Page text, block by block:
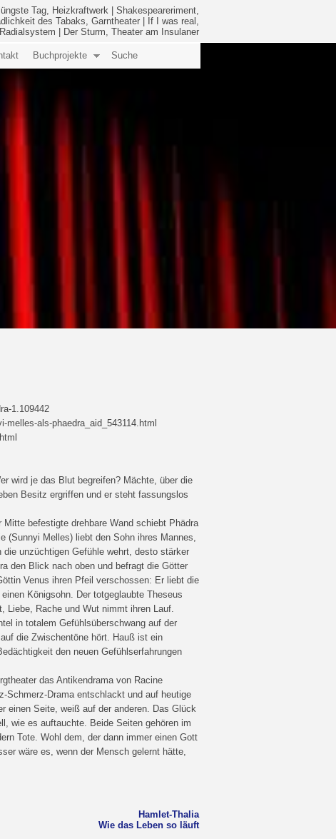
Tag, Heizkraftwerk
Shakespeareriment,
des Tabaks, Garntheater
If I was real,
Der Sturm, Theater am Insulaner
Buchprojekte Suche
1.109442
als-phaedra_aid_543114.html
wird je das Blut begreifen? Mächte, über die
Besitz ergriffen und er steht fassungslos
befestigte drehbare Wand schiebt Phädra
(Sunnyi Melles) liebt den Sohn ihres Mannes,
unzüchtigen Gefühle wehrt, desto stärker
den Blick nach oben und befragt die Götter
Venus ihren Pfeil verschossen: Er liebt die
Königsohn. Der totgeglaubte Theseus
Liebe, Rache und Wut nimmt ihren Lauf.
in totalem Gefühlsüberschwang auf der
die Zwischentöne hört. Hauß ist ein
den neuen Gefühlserfahrungen
das Antikendrama von Racine
Schmerz-Drama entschlackt und auf heutige
einen Seite, weiß auf der anderen. Das Glück
wie es auftauchte. Beide Seiten gehören im
Tote. Wohl dem, der dann immer einen Gott
wäre es, wenn der Mensch gelernt hätte,
Hamlet-Thalia
Wie das Leben so läuft